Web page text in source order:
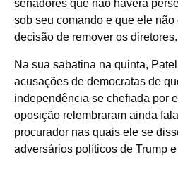
senadores que não haverá
sob seu comando e que ele
decisão de remover os diretores.
Na sua sabatina na quinta,
acusações de democratas de
independência se chefiada por
oposição relembraram ainda
procurador nas quais ele se
adversários políticos de Trump